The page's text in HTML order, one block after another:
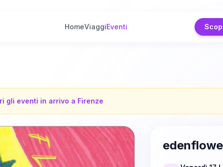
HomeViaggiEventi
gli eventi in arrivo a Firenze